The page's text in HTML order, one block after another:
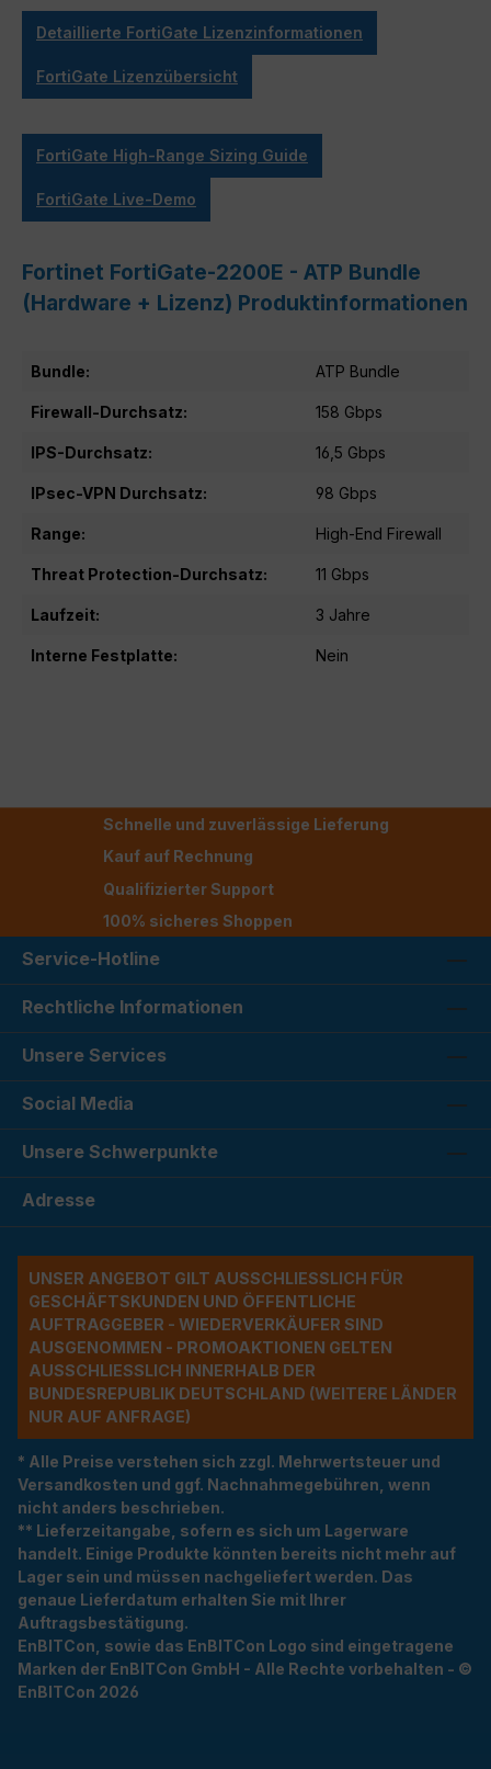
Detaillierte FortiGate Lizenzinformationen
FortiGate Lizenzübersicht
FortiGate High-Range Sizing Guide
FortiGate Live-Demo
Fortinet FortiGate-2200E - ATP Bundle
(Hardware + Lizenz) Produktinformationen
Bundle: ATP Bundle
Firewall-Durchsatz: 158 Gbps
IPS-Durchsatz: 16,5 Gbps
IPsec-VPN Durchsatz: 98 Gbps
Range: High-End Firewall
Threat Protection-Durchsatz: 11 Gbps
Laufzeit: 3 Jahre
Interne Festplatte: Nein
Schnelle und zuverlässige Lieferung
Kauf auf Rechnung
Qualifizierter Support
100% sicheres Shoppen
Service-Hotline
Rechtliche Informationen
Unsere Services
Social Media
Unsere Schwerpunkte
Adresse
UNSER ANGEBOT GILT AUSSCHLIESSLICH FÜR G
ESCHÄFTSKUNDEN UND ÖFFENTLICHE A
UFTRAGGEBER - WIEDERVERKÄUFER SIND A
USGENOMMEN - PROMOAKTIONEN GELTEN A
USSCHLIESSLICH INNERHALB DER BU
NDESREPUBLIK DEUTSCHLAND (WEITERE LÄNDER NU
R AUF ANFRAGE)
* Alle Preise verstehen sich zzgl. Mehrwertsteuer und
Versandkosten und ggf. Nachnahmegebühren, wenn
nicht anders beschrieben.
** Lieferzeitangabe, sofern es sich um Lagerware
handelt. Einige Produkte könnten bereits nicht mehr auf
Lager sein und müssen nachgeliefert werden. Das
genaue Lieferdatum erhalten Sie mit Ihrer
Auftragsbestätigung.
EnBITCon, sowie das EnBITCon Logo sind eingetragene
Marken der EnBITCon GmbH - Alle Rechte vorbehalten - ©
EnBITCon 2026